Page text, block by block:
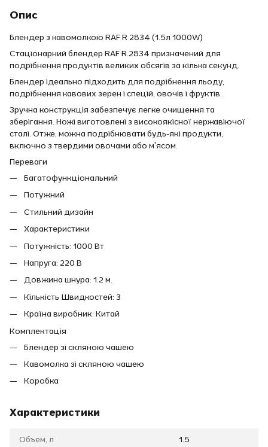
Опис
Блендер з кавомолкою RAF R 2834 (1.5л 1000W)
Стаціонарний блендер RAF R.2834 призначений для
подрібнення продуктів великих обсягів за кілька секунд.
Блендер ідеально підходить для подрібнення льоду,
подрібнення кавових зерен і спецій, овочів і фруктів.
Зручна конструкція забезпечує легке очищення та
зберігання. Ножі виготовлені з високоякісної нержавіючої
сталі. Отже, можна подрібнювати будь-які продукти,
включно з твердими овочами або м'ясом.
Переваги
Багатофункціональний
Потужний
Стильний дизайн
Характеристики
Потужність: 1000 Вт
Напруга: 220 В
Довжина шнура: 1.2 м.
Кількість Швидкостей: 3
Країна виробник: Китай
Комплектація
Блендер зі скляною чашею
Кавомолка зі скляною чашею
Коробка
Характеристики
Объем, л 1.5